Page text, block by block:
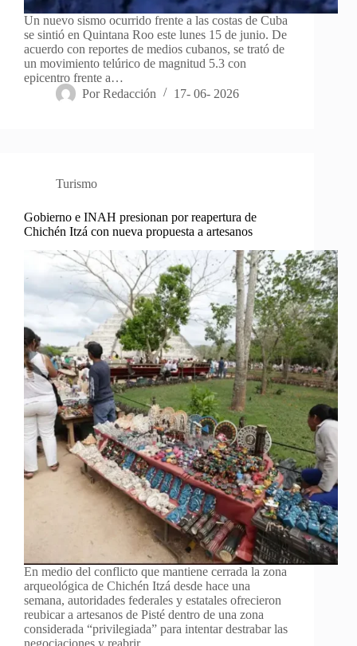
Un nuevo sismo ocurrido frente a las costas de Cuba
se sintió en Quintana Roo este lunes 15 de junio. De
acuerdo con reportes de medios cubanos, se trató de
un movimiento telúrico de magnitud 5.3 con
epicentro frente a…
Por Redacción 17- 06- 2026
Turismo
Gobierno e INAH presionan por reapertura de
Chichén Itzá con nueva propuesta a artesanos
En medio del conflicto que mantiene cerrada la zona
arqueológica de Chichén Itzá desde hace una
semana, autoridades federales y estatales ofrecieron
reubicar a artesanos de Pisté dentro de una zona
considerada “privilegiada” para intentar destrabar las
negociaciones y reabrir…